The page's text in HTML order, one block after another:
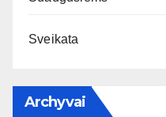
Sveikata
Archyvai